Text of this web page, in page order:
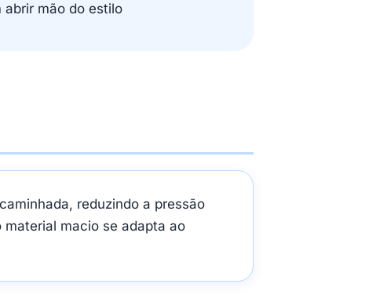
abrir mão do estilo
reduzindo a pressão
macio se adapta ao